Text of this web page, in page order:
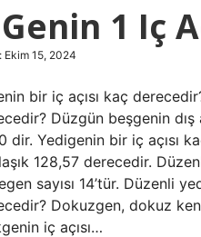
1 Iç
Ekim 15, 2024
bir iç açısı kaç
Düzgün beşgenin dış
dir. Yedigenin bir iç açısı
128,57 derecedir.
sayısı 14’tür. Düzenli
Dokuzgen, dokuz
iç açısı…